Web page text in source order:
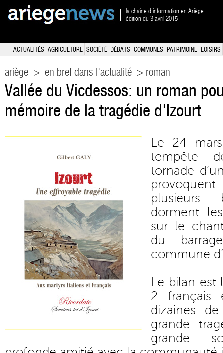
la chaîne d'information en Ariège
édition du 3 avril 2015
ACTUALITÉS AGRICULTURE SOCIÉTÉ DÉBATS COMMUNES PATRIMOINE LOISIRS
ariège > en bref dans l'actualité > roman
Vallée du Vicdessos: un roman
mémoire de la tragédie d'Izourt
Le 24
tempête
tornade
plusieurs
dorment
sur le
du
commune
Le bilan est
2 français
dizaines
grande
grande